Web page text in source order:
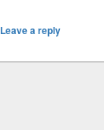
Leave a reply